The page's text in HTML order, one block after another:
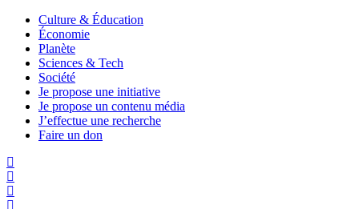
Culture & Éducation
Économie
Planète
Sciences & Tech
Société
Je propose une initiative
Je propose un contenu média
J’effectue une recherche
Faire un don